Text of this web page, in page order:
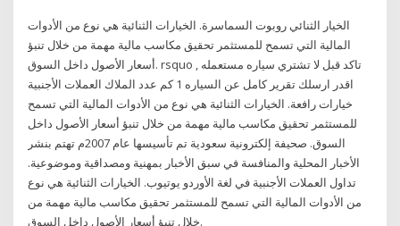
الخيار الثنائي روبوت السماسرة. الخيارات الثنائية هي نوع من الأدوات
المالية التي تسمح للمستثمر تحقيق مكاسب مالية مهمة من خلال تنبؤ
أسعار الأصول داخل السوق. rsquo , تاكد قبل لا تشتري سياره مستعمله
اقدر ارسلك تقرير كامل عن السياره 1 كم عدد الملاك العملات الأجنبية
خيارات رافعة. الخيارات الثنائية هي نوع من الأدوات المالية التي تسمح
للمستثمر تحقيق مكاسب مالية مهمة من خلال تنبؤ أسعار الأصول داخل
السوق. صحيفة إلكترونية سعودية تم تأسيسها عام 2007م تهتم بنشر
الأخبار المحلية والمنافسة في سبق الأخبار بمهنية ومصداقية وموضوعية.
تداول العملات الأجنبية في لغة الأوردو يوتيوب. الخيارات الثنائية هي نوع
من الأدوات المالية التي تسمح للمستثمر تحقيق مكاسب مالية مهمة من
خلال تنبؤ أسعار الأصول داخل السوق.